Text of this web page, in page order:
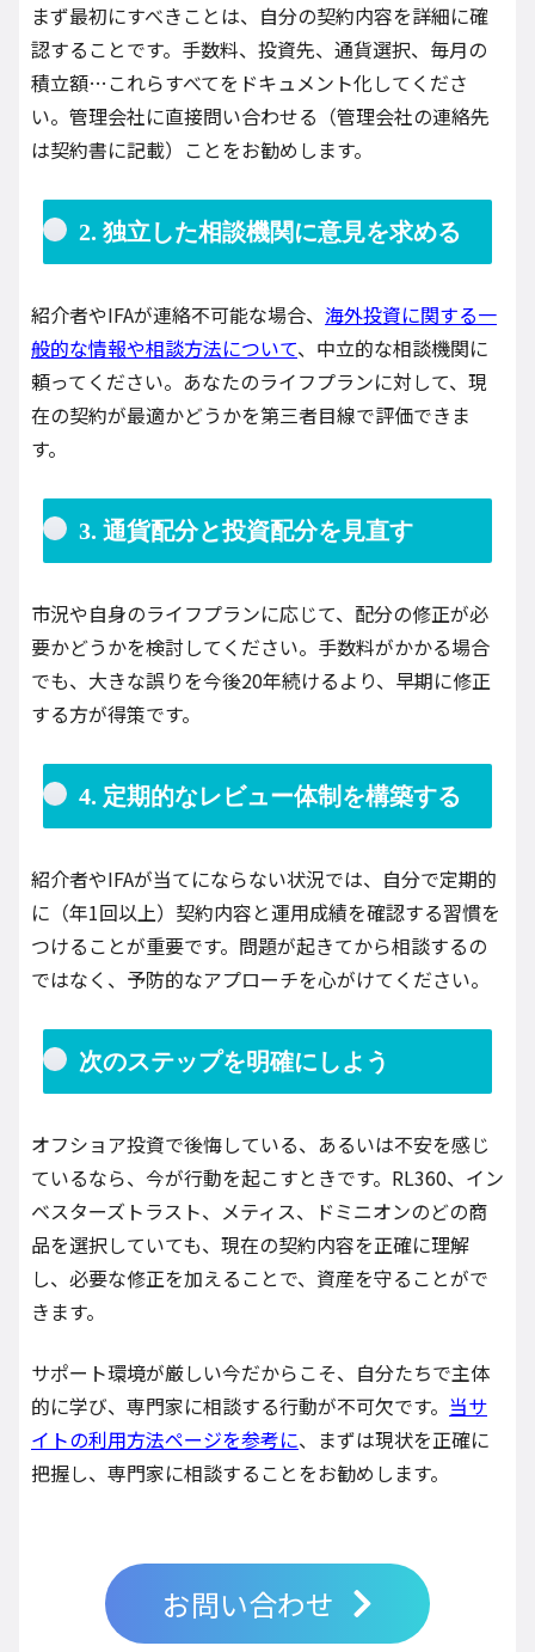
まず最初にすべきことは、自分の契約内容を詳細に確
認することです。手数料、投資先、通貨選択、毎月の
積立額…これらすべてをドキュメント化してくださ
い。管理会社に直接問い合わせる（管理会社の連絡先
は契約書に記載）ことをお勧めします。
2. 独立した相談機関に意見を求める
紹介者やIFAが連絡不可能な場合、 海外投資に関する一
般的な情報や相談方法について、中立的な相談機関に
頼ってください。あなたのライフプランに対して、現
在の契約が最適かどうかを第三者目線で評価できま
す。
3. 通貨配分と投資配分を見直す
市況や自身のライフプランに応じて、配分の修正が必
要かどうかを検討してください。手数料がかかる場合
でも、大きな誤りを今後20年続けるより、早期に修正
する方が得策です。
4. 定期的なレビュー体制を構築する
紹介者やIFAが当てにならない状況では、自分で定期的
に（年1回以上）契約内容と運用成績を確認する習慣を
つけることが重要です。問題が起きてから相談するの
ではなく、予防的なアプローチを心がけてください。
次のステップを明確にしよう
オフショア投資で後悔している、あるいは不安を感じ
ているなら、今が行動を起こすときです。RL360、イン
ベスターズトラスト、メティス、ドミニオンのどの商
品を選択していても、現在の契約内容を正確に理解
し、必要な修正を加えることで、資産を守ることがで
きます。
サポート環境が厳しい今だからこそ、自分たちで主体
的に学び、専門家に相談する行動が不可欠です。 当サ
イトの利用方法ページを参考に、まずは現状を正確に
把握し、専門家に相談することをお勧めします。
お問い合わせ